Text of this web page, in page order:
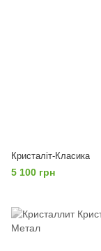
Кристаліт-Класика
5 100 грн